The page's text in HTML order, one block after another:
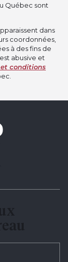
Québec sont
dans
coordonnées,
à des fins de
abusive et
conditions